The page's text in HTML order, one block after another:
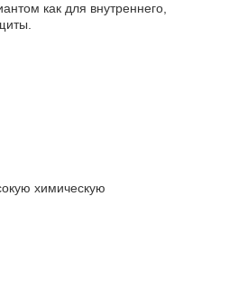
как для внутреннего,
химическую